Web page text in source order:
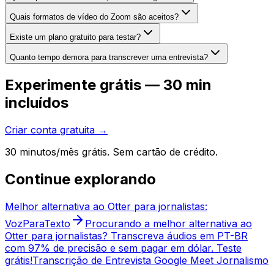
Quais formatos de vídeo do Zoom são aceitos?
Existe um plano gratuito para testar?
Quanto tempo demora para transcrever uma entrevista?
Experimente grátis — 30 min
incluídos
Criar conta gratuita →
30 minutos/mês grátis. Sem cartão de crédito.
Continue explorando
Melhor alternativa ao Otter para jornalistas:
VozParaTexto
Procurando a melhor alternativa ao
Otter para jornalistas? Transcreva áudios em PT-BR
com 97% de precisão e sem pagar em dólar. Teste
grátis!Transcrição de Entrevista Google Meet Jornalismo